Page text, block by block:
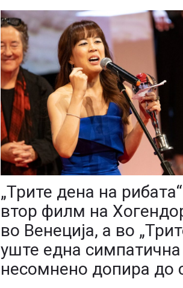
„Трите дена на
втор филм на
во Венеција, а во
уште една симпатична
несомнено допира до